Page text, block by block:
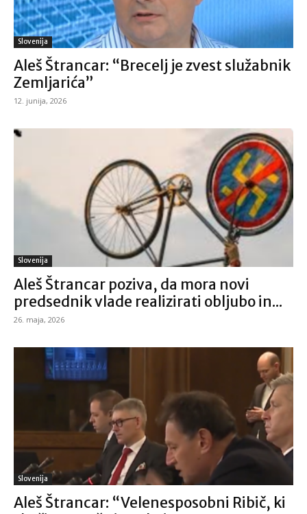
Slovenija
Aleš Štrancar: “Brecelj je zvest služabnik
Zemljarića”
12. junija, 2026
Slovenija
Aleš Štrancar poziva, da mora novi
predsednik vlade realizirati obljubo in...
26. maja, 2026
Slovenija
Aleš Štrancar: “Velenesposobni Ribič, ki